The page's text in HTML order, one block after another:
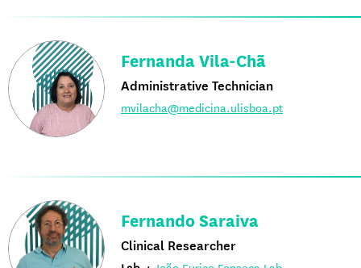
Fernanda Vila-Chã
Administrative Technician
mvilacha@medicina.ulisboa.pt
Fernando Saraiva
Clinical Researcher